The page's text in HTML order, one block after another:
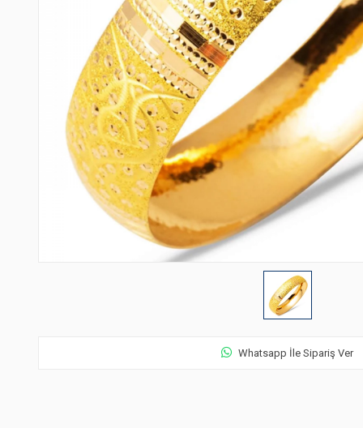
Whatsapp İle Sipariş Ver